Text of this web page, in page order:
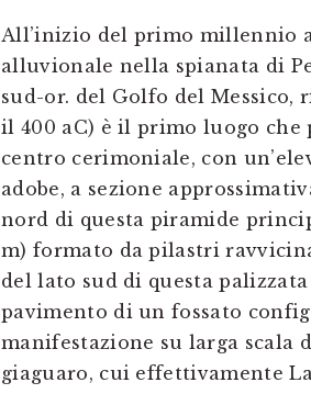
All’inizio del primo millennio
alluvionale nella spianata di
sud-or. del Golfo del Messico,
il 400 aC) è il primo luogo
centro cerimoniale, con
adobe, a sezione
nord di questa piramide
m) formato da pilastri
del lato sud di questa
pavimento di un fossato
manifestazione su larga
giaguaro, cui effettivamente